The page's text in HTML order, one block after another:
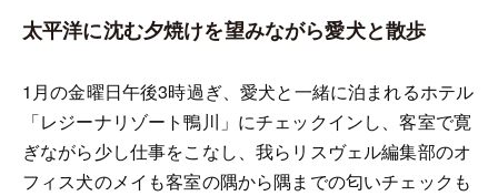
太平洋に沈む夕焼けを望みながら愛犬と散歩
1月の金曜日午後3時過ぎ、愛犬と一緒に泊まれるホテル
「レジーナリゾート鴨川」にチェックインし、客室で寛
ぎながら少し仕事をこなし、我らリスヴェル編集部のオ
フィス犬のメイも客室の隅から隅までの匂いチェックも